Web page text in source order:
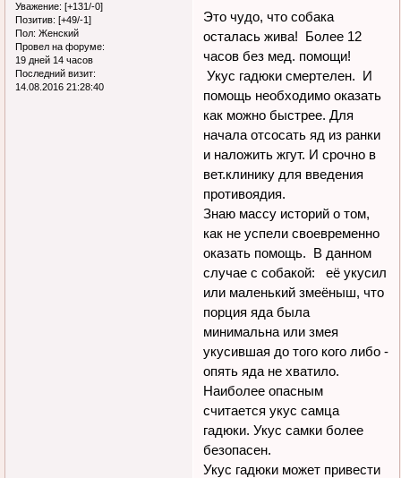
Уважение: [+131/-0]
Позитив: [+49/-1]
Пол: Женский
Провел на форуме:
19 дней 14 часов
Последний визит:
14.08.2016 21:28:40
Это чудо, что собака
осталась жива! Более 12
часов без мед. помощи!
Укус гадюки смертелен. И
помощь необходимо оказать
как можно быстрее. Для
начала отсосать яд из ранки
и наложить жгут. И срочно в
вет.клинику для введения
противоядия.
Знаю массу историй о том,
как не успели своевременно
оказать помощь. В данном
случае с собакой: её укусил
или маленький змеёныш, что
порция яда была
минимальна или змея
укусившая до того кого либо -
опять яда не хватило.
Наиболее опасным
считается укус самца
гадюки. Укус самки более
безопасен.
Укус гадюки может привести